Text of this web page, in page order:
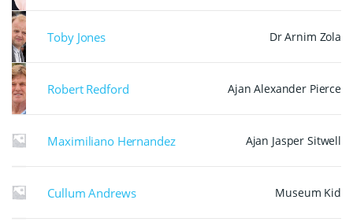
Toby Jones Dr Arnim Zola
Robert Redford Ajan Alexander Pierce
Maximiliano Hernandez Ajan Jasper Sitwell
Cullum Andrews Museum Kid